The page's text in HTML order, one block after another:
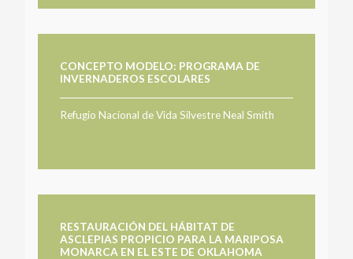
CONCEPTO MODELO: PROGRAMA DE
INVERNADEROS ESCOLARES
Refugio Nacional de Vida Silvestre Neal Smith
RESTAURACIÓN DEL HÁBITAT DE
ASCLEPIAS PROPICIO PARA LA MARIPOSA
MONARCA EN EL ESTE DE OKLAHOMA